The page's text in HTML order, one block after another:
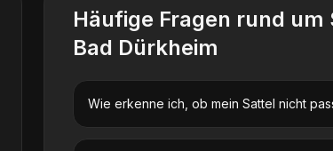
Häufige Fragen rund um
Bad Dürkheim
Wie erkenne ich, ob mein Sattel nicht